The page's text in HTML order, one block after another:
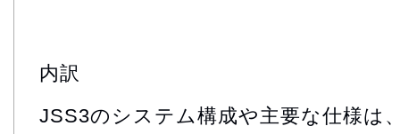
内訳
JSS3のシステム構成や主要な仕様は